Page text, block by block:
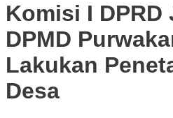
Komisi I DPRD
DPMD
Lakukan
Desa